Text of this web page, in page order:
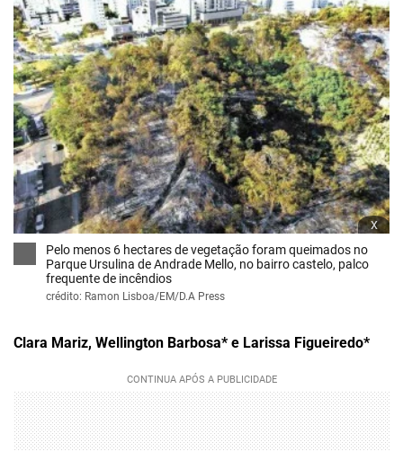
x
Pelo menos 6 hectares de vegetação foram queimados no
Parque Ursulina de Andrade Mello, no bairro castelo, palco
frequente de incêndios
crédito: Ramon Lisboa/EM/D.A Press
Clara Mariz, Wellington Barbosa* e Larissa Figueiredo*